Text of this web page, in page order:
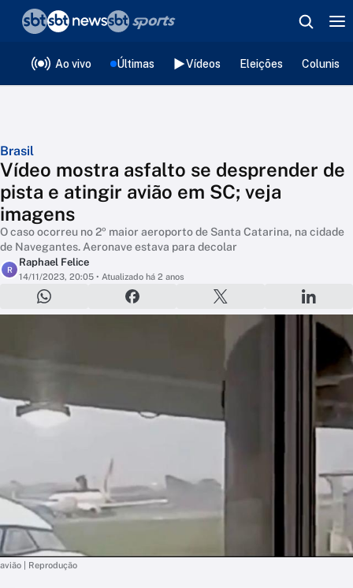
Ao vivo Últimas Vídeos Eleições
Brasil
Vídeo mostra asfalto se desprender de
pista e atingir avião em SC; veja
imagens
O caso ocorreu no 2º maior aeroporto de Santa Catarina, na cidade
de Navegantes. Aeronave estava para decolar
R
Raphael Felice
14/11/2023, 20:05 • Atualizado há 2 anos
avião | Reprodução
❮voltar
Editorias